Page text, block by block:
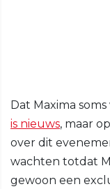
Dat Maxima
is nieuws, maar
over dit
wachten totdat
gewoon een